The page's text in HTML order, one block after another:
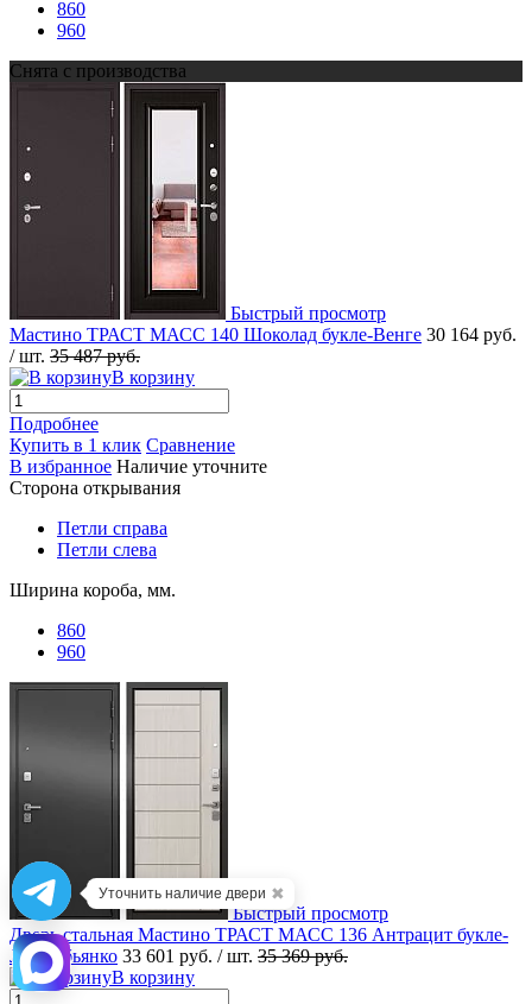
860
960
Снята с производства
Быстрый просмотр
Мастино ТРАСТ МАСС 140 Шоколад букле-Венге 30 164 руб.
/ шт. 35 487 руб.
В корзину
Подробнее
Купить в 1 клик Сравнение
В избранное Наличие уточните
Сторона открывания
Петли справа
Петли слева
Ширина короба, мм.
860
960
Быстрый просмотр
Дверь стальная Мастино ТРАСТ МАСС 136 Антрацит букле-
Ларче бьянко 33 601 руб. / шт. 35 369 руб.
В корзину
Уточнить наличие двери ✖